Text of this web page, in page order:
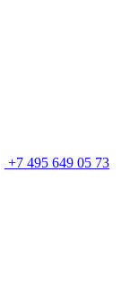
+7 495 649 05 73